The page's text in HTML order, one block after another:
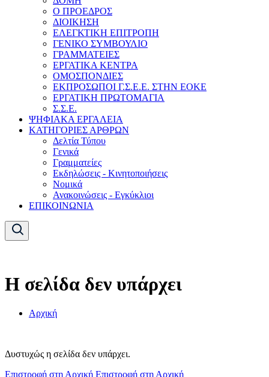
Ο ΠΡΟΕΔΡΟΣ
ΔΙΟΙΚΗΣΗ
ΕΛΕΓΚΤΙΚΗ ΕΠΙΤΡΟΠΗ
ΓΕΝΙΚΟ ΣΥΜΒΟΥΛΙΟ
ΓΡΑΜΜΑΤΕΙΕΣ
ΕΡΓΑΤΙΚΑ ΚΕΝΤΡΑ
ΟΜΟΣΠΟΝΔΙΕΣ
ΕΚΠΡΟΣΩΠΟΙ Γ.Σ.Ε.Ε. ΣΤΗΝ ΕΟΚΕ
ΕΡΓΑΤΙΚΗ ΠΡΩΤΟΜΑΓΙΑ
Σ.Σ.Ε.
ΨΗΦΙΑΚΑ ΕΡΓΑΛΕΙΑ
ΚΑΤΗΓΟΡΙΕΣ ΑΡΘΡΩΝ
Δελτία Τύπου
Γενικά
Γραμματείες
Εκδηλώσεις - Κινητοποιήσεις
Νομικά
Ανακοινώσεις - Εγκύκλιοι
ΕΠΙΚΟΙΝΩΝΙΑ
Η σελίδα δεν υπάρχει
Αρχική
Δυστυχώς η σελίδα δεν υπάρχει.
Επιστροφή στη Αρχική Επιστροφή στη Αρχική